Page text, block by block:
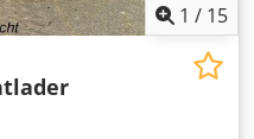
1 / 15